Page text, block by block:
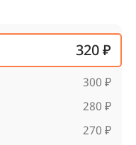
320 ₽
300 ₽
280 ₽
270 ₽